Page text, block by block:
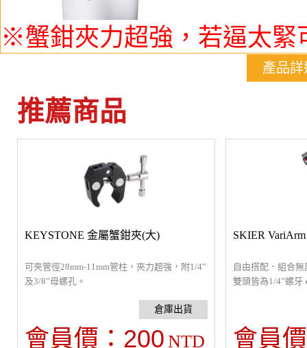
※蟹鉗夾力超強，若逼太緊
產品詳
推薦商品
KEYSTONE 金屬蟹鉗夾(大)
可夾管徑28mm-11mm管柱，夾力超強，附1/4”
及3/8”母螺孔。
會員價： 200 NTD
SKIER
自由搭配．組合
雙頭皆為1/4”螺牙
度約6吋 ●可使用
會員